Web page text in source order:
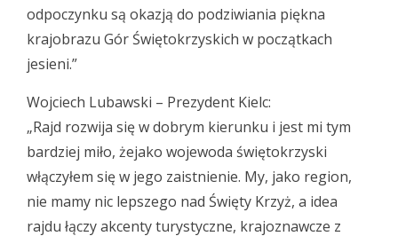
odpoczynku są okazją do podziwiania piękna
krajobrazu Gór Świętokrzyskich w początkach
jesieni.”
Wojciech Lubawski – Prezydent Kielc:
„Rajd rozwija się w dobrym kierunku i jest mi tym
bardziej miło, żejako wojewoda świętokrzyski
włączyłem się w jego zaistnienie. My, jako region,
nie mamy nic lepszego nad Święty Krzyż, a idea
rajdu łączy akcenty turystyczne, krajoznawcze z